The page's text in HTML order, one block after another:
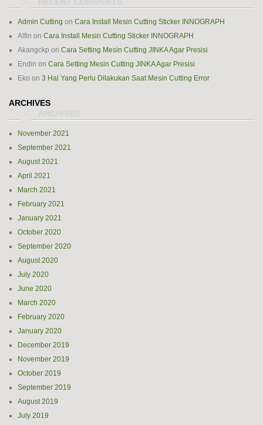
Admin Cutting on Cara Install Mesin Cutting Sticker INNOGRAPH
Alfin on Cara Install Mesin Cutting Sticker INNOGRAPH
Akangckp on Cara Setting Mesin Cutting JINKA Agar Presisi
Endin on Cara Setting Mesin Cutting JINKA Agar Presisi
Eko on 3 Hal Yang Perlu Dilakukan Saat Mesin Cutting Error
ARCHIVES
November 2021
September 2021
August 2021
April 2021
March 2021
February 2021
January 2021
October 2020
September 2020
August 2020
July 2020
June 2020
March 2020
February 2020
January 2020
December 2019
November 2019
October 2019
September 2019
August 2019
July 2019